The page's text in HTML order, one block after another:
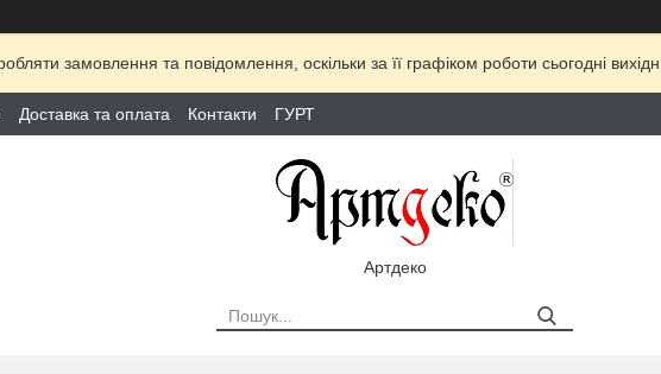
замовлення та повідомлення, оскільки за її графіком роботи сьогодні
Доставка та оплата Контакти ГУРТ
Артдеко